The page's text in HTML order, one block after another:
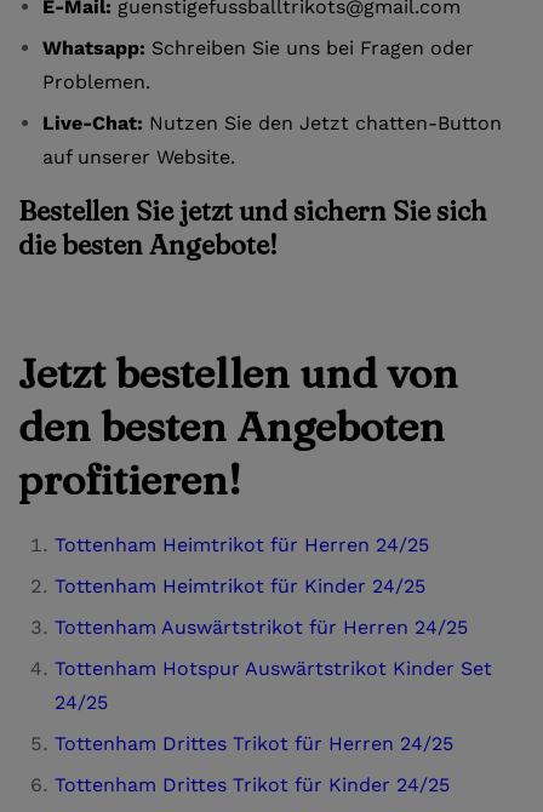
E-Mail: guenstigefussballtrikots@gmail.com
Whatsapp: Schreiben Sie uns bei Fragen oder
Problemen.
Live-Chat: Nutzen Sie den Jetzt chatten-Button
auf unserer Website.
Bestellen Sie jetzt und sichern Sie sich
die besten Angebote!
Jetzt bestellen und von
den besten Angeboten
profitieren!
Tottenham Heimtrikot für Herren 24/25
Tottenham Heimtrikot für Kinder 24/25
Tottenham Auswärtstrikot für Herren 24/25
Tottenham Hotspur Auswärtstrikot Kinder Set
24/25
Tottenham Drittes Trikot für Herren 24/25
Tottenham Drittes Trikot für Kinder 24/25